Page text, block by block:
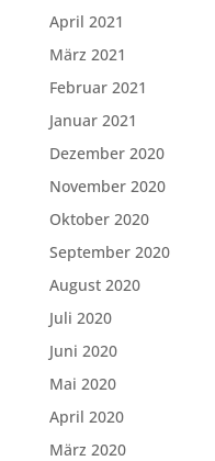
April 2021
März 2021
Februar 2021
Januar 2021
Dezember 2020
November 2020
Oktober 2020
September 2020
August 2020
Juli 2020
Juni 2020
Mai 2020
April 2020
März 2020